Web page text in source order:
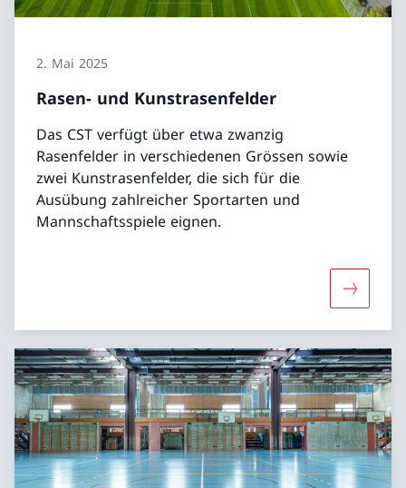
2. Mai 2025
Rasen- und Kunstrasenfelder
Das CST verfügt über etwa zwanzig
Rasenfelder in verschiedenen Grössen sowie
zwei Kunstrasenfelder, die sich für die
Ausübung zahlreicher Sportarten und
Mannschaftsspiele eignen.
Mehr